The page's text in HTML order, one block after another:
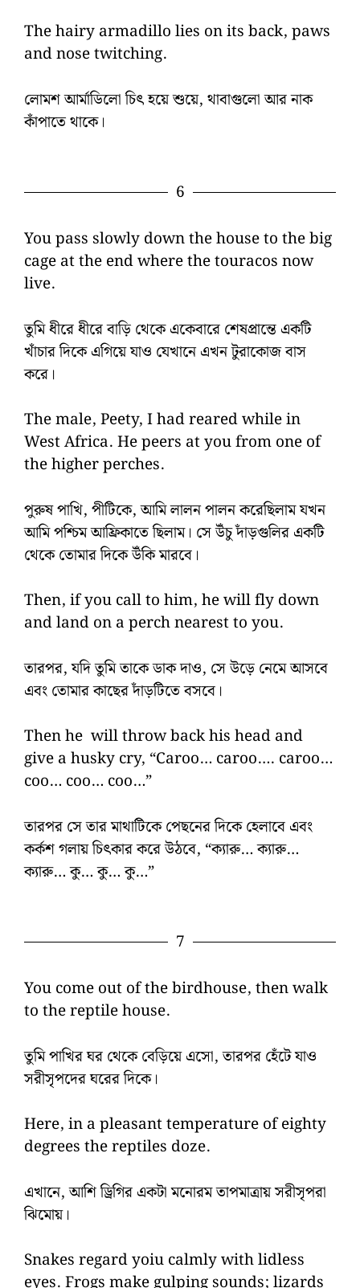
The hairy armadillo lies on its back, paws
and nose twitching.
লোমশ আর্মাডিলো চিৎ হয়ে শুয়ে, থাবাগুলো আর নাক
কাঁপাতে থাকে।
6
You pass slowly down the house to the big
cage at the end where the touracos now
live.
তুমি ধীরে ধীরে বাড়ি থেকে একেবারে শেষপ্রান্তে একটি
খাঁচার দিকে এগিয়ে যাও যেখানে এখন টুরাকোজ বাস
করে।
The male, Peety, I had reared while in
West Africa. He peers at you from one of
the higher perches.
পুরুষ পাখি, পীটিকে, আমি লালন পালন করেছিলাম যখন
আমি পশ্চিম আফ্রিকাতে ছিলাম। সে উঁচু দাঁড়গুলির একটি
থেকে তোমার দিকে উঁকি মারবে।
Then, if you call to him, he will fly down
and land on a perch nearest to you.
তারপর, যদি তুমি তাকে ডাক দাও, সে উড়ে নেমে আসবে
এবং তোমার কাছের দাঁড়টিতে বসবে।
Then he will throw back his head and
give a husky cry, “Caroo… caroo…. caroo…
coo… coo… coo…”
তারপর সে তার মাথাটিকে পেছনের দিকে হেলাবে এবং
কর্কশ গলায় চিৎকার করে উঠবে, “ক্যারু… ক্যারু…
ক্যারু… কু… কু… কু…”
7
You come out of the birdhouse, then walk
to the reptile house.
তুমি পাখির ঘর থেকে বেড়িয়ে এসো, তারপর হেঁটে যাও
সরীসৃপদের ঘরের দিকে।
Here, in a pleasant temperature of eighty
degrees the reptiles doze.
এখানে, আশি ড্রিগির একটা মনোরম তাপমাত্রায় সরীসৃপরা
ঝিমোয়।
Snakes regard yoiu calmly with lidless
eyes. Frogs make gulping sounds; lizards